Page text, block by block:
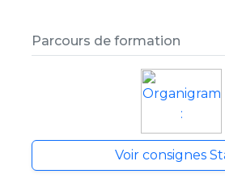
Parcours de formation
Voir consignes